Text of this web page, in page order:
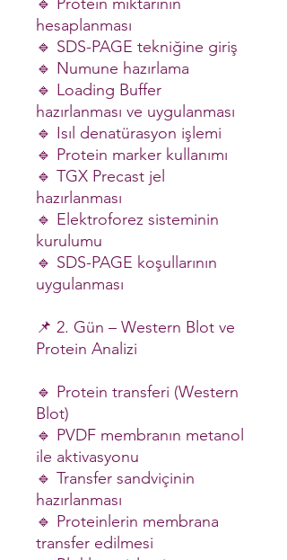
🔹 Protein miktarının
hesaplanması
🔹 SDS-PAGE tekniğine giriş
🔹 Numune hazırlama
🔹 Loading Buffer
hazırlanması ve uygulanması
🔹 Isıl denatürasyon işlemi
🔹 Protein marker kullanımı
🔹 TGX Precast jel
hazırlanması
🔹 Elektroforez sisteminin
kurulumu
🔹 SDS-PAGE koşullarının
uygulanması
📌 2. Gün – Western Blot ve
Protein Analizi
🔹 Protein transferi (Western
Blot)
🔹 PVDF membranın metanol
ile aktivasyonu
🔹 Transfer sandviçinin
hazırlanması
🔹 Proteinlerin membrana
transfer edilmesi